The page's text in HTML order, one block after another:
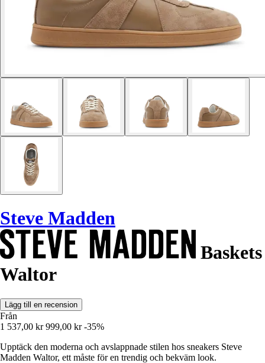
Steve Madden
Baskets
Waltor
Lägg till en recension
Från
1 537,00 kr 999,00 kr -35%
Upptäck den moderna och avslappnade stilen hos sneakers Steve
Madden Waltor, ett måste för en trendig och bekväm look.